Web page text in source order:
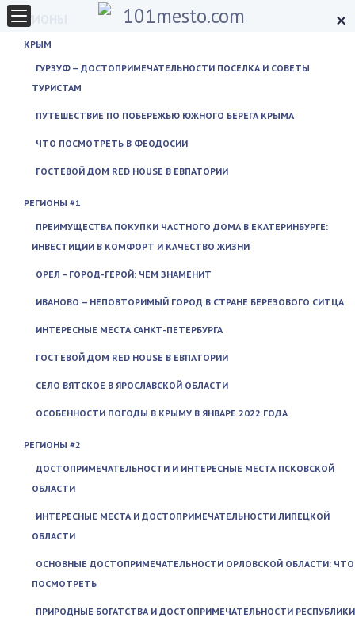
×
РЕГИОНЫ
КРЫМ
ГУРЗУФ — ДОСТОПРИМЕЧАТЕЛЬНОСТИ ПОСЕЛКА И СОВЕТЫ
ТУРИСТАМ
ПУТЕШЕСТВИЕ ПО ПОБЕРЕЖЬЮ ЮЖНОГО БЕРЕГА КРЫМА
ЧТО ПОСМОТРЕТЬ В ФЕОДОСИИ
ГОСТЕВОЙ ДОМ RED HOUSE В ЕВПАТОРИИ
РЕГИОНЫ #1
ПРЕИМУЩЕСТВА ПОКУПКИ ЧАСТНОГО ДОМА В ЕКАТЕРИНБУРГЕ:
ИНВЕСТИЦИИ В КОМФОРТ И КАЧЕСТВО ЖИЗНИ
ОРЕЛ – ГОРОД-ГЕРОЙ: ЧЕМ ЗНАМЕНИТ
ИВАНОВО — НЕПОВТОРИМЫЙ ГОРОД В СТРАНЕ БЕРЕЗОВОГО СИТЦА
ИНТЕРЕСНЫЕ МЕСТА САНКТ-ПЕТЕРБУРГА
ГОСТЕВОЙ ДОМ RED HOUSE В ЕВПАТОРИИ
СЕЛО ВЯТСКОЕ В ЯРОСЛАВСКОЙ ОБЛАСТИ
ОСОБЕННОСТИ ПОГОДЫ В КРЫМУ В ЯНВАРЕ 2022 ГОДА
РЕГИОНЫ #2
ДОСТОПРИМЕЧАТЕЛЬНОСТИ И ИНТЕРЕСНЫЕ МЕСТА ПСКОВСКОЙ
ОБЛАСТИ
ИНТЕРЕСНЫЕ МЕСТА И ДОСТОПРИМЕЧАТЕЛЬНОСТИ ЛИПЕЦКОЙ
ОБЛАСТИ
ОСНОВНЫЕ ДОСТОПРИМЕЧАТЕЛЬНОСТИ ОРЛОВСКОЙ ОБЛАСТИ: ЧТО
ПОСМОТРЕТЬ
ПРИРОДНЫЕ БОГАТСТВА И ДОСТОПРИМЕЧАТЕЛЬНОСТИ РЕСПУБЛИКИ